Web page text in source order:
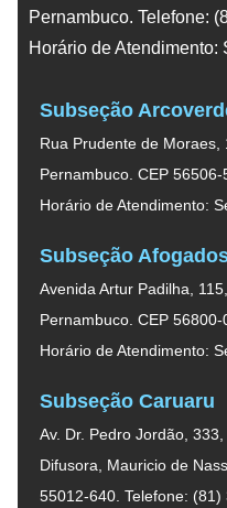
Pernambuco. Telefone:
Horário de Atendimento:
Subseção
Rua Prudente de Moraes,
Pernambuco. CEP 56506-
Horário de Atendimento:
Subseção
Avenida Artur Padilha,
Pernambuco. CEP 56800-
Horário de Atendimento:
Subseção Caruaru
Av. Dr. Pedro Jordão,
Difusora, Mauricio de
55012-640. Telefone: (81)